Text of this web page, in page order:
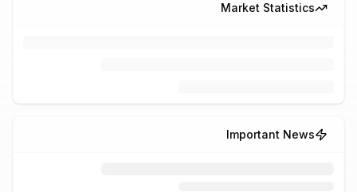
Market Statistics
Important News